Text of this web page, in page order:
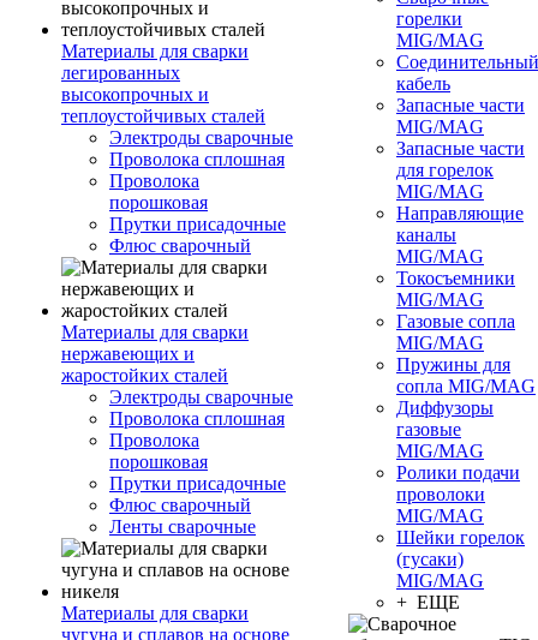
Материалы для сварки
легированных
высокопрочных и
теплоустойчивых сталей
Электроды сварочные
Проволока сплошная
Проволока
порошковая
Прутки присадочные
Флюс сварочный
Материалы для сварки
нержавеющих и
жаростойких сталей
Электроды сварочные
Проволока сплошная
Проволока
порошковая
Прутки присадочные
Флюс сварочный
Ленты сварочные
Материалы для сварки
чугуна и сплавов на основе
горелки
MIG/MAG
Соединительный
кабель
Запасные части
MIG/MAG
Запасные части
для горелок
MIG/MAG
Направляющие
каналы
MIG/MAG
Токосъемники
MIG/MAG
Газовые сопла
MIG/MAG
Пружины для
сопла MIG/MAG
Диффузоры
газовые
MIG/MAG
Ролики подачи
проволоки
MIG/MAG
Шейки горелок
(гусаки)
MIG/MAG
+ ЕЩЕ